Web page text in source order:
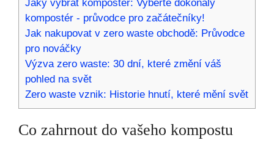
Jaký vybrat komposter: Vyberte dokonalý
kompostér - průvodce pro začátečníky!
Jak nakupovat v zero waste obchodě: Průvodce
pro nováčky
Výzva zero waste: 30 dní, které změní váš
pohled na svět
Zero waste vznik: Historie hnutí, které mění svět
Co zahrnout do vašeho kompostu